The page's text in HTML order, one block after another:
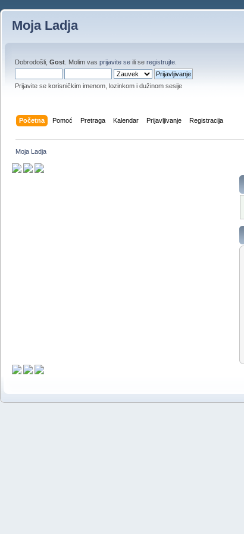
Moja Ladja
Dobrodošli, Gost . Molim vas prijavite se ili se registrujte
Prijavite se korisničkim imenom, lozinkom i dužinom sesije
Početna Pomoć Pretraga Kalendar Prijavljivanje Registracija
Moja Ladja